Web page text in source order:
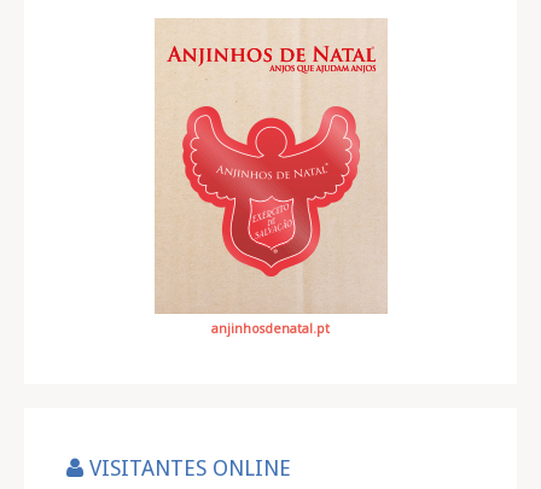
anjinhosdenatal.pt
VISITANTES ONLINE